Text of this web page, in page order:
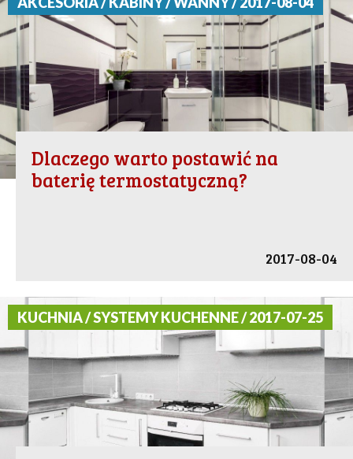
Dlaczego warto postawić na
baterię termostatyczną?
2017-08-04
KUCHNIA / SYSTEMY KUCHENNE / 2017-07-25